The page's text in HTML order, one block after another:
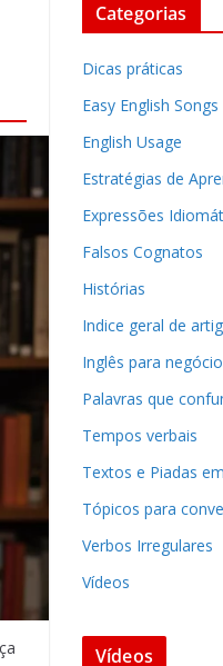
Categorias
Dicas práticas
Easy English Songs
English Usage
Estratégias de
Expressões
Falsos Cognatos
Histórias
Indice geral de
Inglês para
Palavras que
Tempos verbais
Textos e Piadas
Tópicos para
Verbos Irregulares
Vídeos
Vídeos